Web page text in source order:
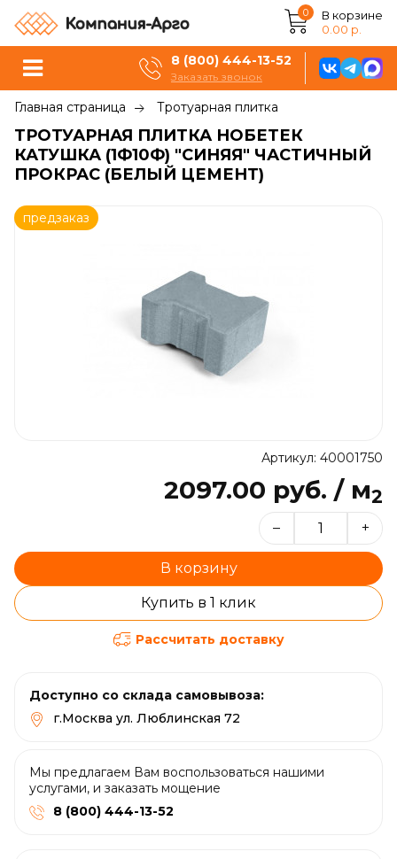
0
В корзине
0.00 р.
8 (800) 444-13-52
Заказать звонок
Главная страница Тротуарная плитка
ТРОТУАРНАЯ ПЛИТКА НОБЕТЕК
КАТУШКА (1Ф10Ф) "СИНЯЯ" ЧАСТИЧНЫЙ
ПРОКРАС (БЕЛЫЙ ЦЕМЕНТ)
предзаказ
Артикул: 40001750
2097.00 руб. / м2
– +
В корзину
Купить в 1 клик
Рассчитать доставку
Доступно со склада самовывоза:
г.Москва ул. Люблинская 72
Мы предлагаем Вам воспользоваться нашими
услугами, и заказать мощение
8 (800) 444-13-52